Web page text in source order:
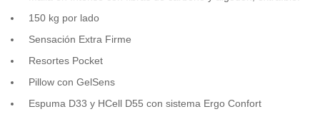
150 kg por lado
Sensación Extra Firme
Resortes Pocket
Pillow con GelSens
Espuma D33 y HCell D55 con sistema Ergo Confort